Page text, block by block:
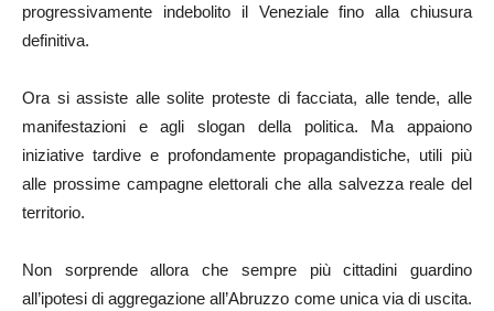
progressivamente indebolito il Veneziale fino alla chiusura
definitiva.
Ora si assiste alle solite proteste di facciata, alle tende, alle
manifestazioni e agli slogan della politica. Ma appaiono
iniziative tardive e profondamente propagandistiche, utili più
alle prossime campagne elettorali che alla salvezza reale del
territorio.
Non sorprende allora che sempre più cittadini guardino
all’ipotesi di aggregazione all’Abruzzo come unica via di uscita.